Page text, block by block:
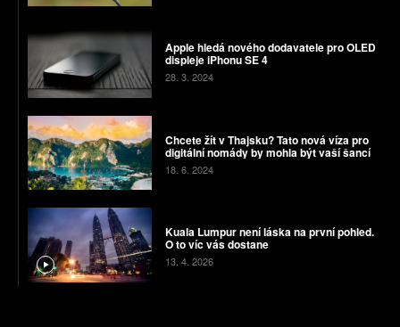
Apple hledá nového dodavatele pro OLED
displeje iPhonu SE 4
28. 3. 2024
Chcete žít v Thajsku? Tato nová víza pro
digitální nomády by mohla být vaší šancí
18. 6. 2024
Kuala Lumpur není láska na první pohled.
O to víc vás dostane
13. 4. 2026